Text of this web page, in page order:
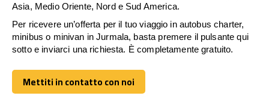
Asia, Medio Oriente, Nord e Sud America.
Per ricevere un’offerta per il tuo viaggio in autobus charter,
minibus o minivan in Jurmala, basta premere il pulsante qui
sotto e inviarci una richiesta. È completamente gratuito.
Mettiti in contatto con noi
Mettiti in contatto con noi